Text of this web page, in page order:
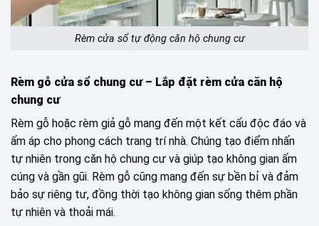
Rèm cửa sổ tự động căn hộ chung cư
Rèm gỗ cửa sổ chung cư – Lắp đặt rèm cửa căn hộ
chung cư
Rèm gỗ hoặc rèm giả gỗ mang đến một kết cấu độc đáo và
ấm áp cho phong cách trang trí nhà. Chúng tạo điểm nhấn
tự nhiên trong căn hộ chung cư và giúp tạo không gian ấm
cúng và gần gũi. Rèm gỗ cũng mang đến sự bền bỉ và đảm
bảo sự riêng tư, đồng thời tạo không gian sống thêm phần
tự nhiên và thoải mái.